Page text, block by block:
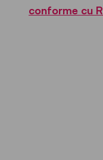
conforme cu